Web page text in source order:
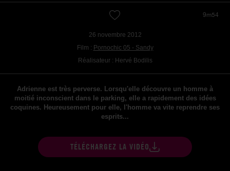
9m54
26 novembre 2012
Film : Pornochic 05 - Sandy
Réalisateur : Hervé Bodilis
Adrienne est très perverse. Lorsqu'elle découvre un homme à
moitié inconscient dans le parking, elle a rapidement des idées
coquines. Heureusement pour elle, l'homme va vite reprendre ses
esprits...
TÉLÉCHARGEZ LA VIDÉO